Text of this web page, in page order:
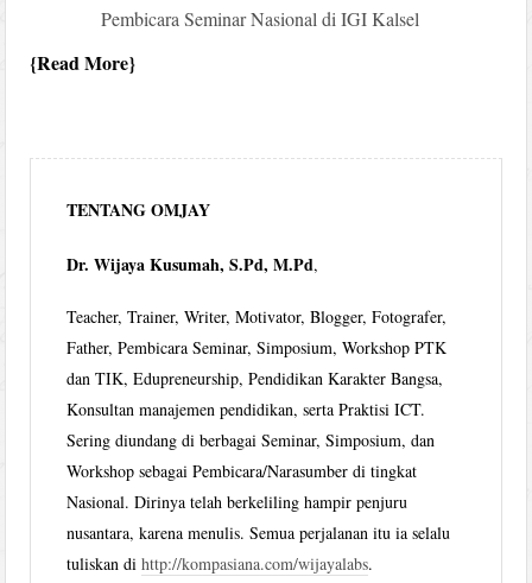
Pembicara Seminar Nasional di IGI Kalsel
Read More
TENTANG OMJAY
Dr. Wijaya Kusumah, S.Pd, M.Pd,
Teacher, Trainer, Writer, Motivator, Blogger, Fotografer,
Father, Pembicara Seminar, Simposium, Workshop PTK
dan TIK, Edupreneurship, Pendidikan Karakter Bangsa,
Konsultan manajemen pendidikan, serta Praktisi ICT.
Sering diundang di berbagai Seminar, Simposium, dan
Workshop sebagai Pembicara/Narasumber di tingkat
Nasional. Dirinya telah berkeliling hampir penjuru
nusantara, karena menulis. Semua perjalanan itu ia selalu
tuliskan dihttp://kompasiana.com/wijayalabs.